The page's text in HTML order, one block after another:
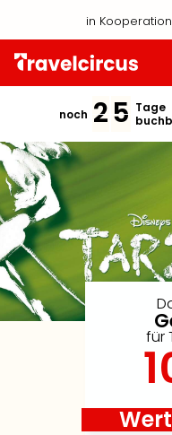
in
noch 25 Tage
für